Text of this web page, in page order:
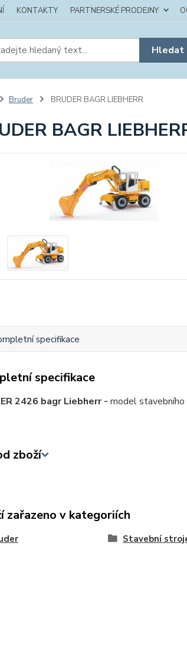
KONTAKTY PARTNERSKÉ PRODEJNY
Hledat
Bruder BRUDER BAGR LIEBHERR
BAGR
specifikace
specifikace
2426 bagr Liebherr - model stavebního
zboží
zařazeno v kategoriích
Stavební